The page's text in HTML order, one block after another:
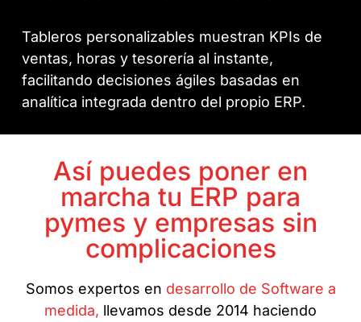
Tableros personalizables muestran KPIs de
ventas, horas y tesorería al instante,
facilitando decisiones ágiles basadas en
analítica integrada dentro del propio ERP.
Así puedes poner en
marcha tu ERP para
pymes y empresas sin
complicaciones
Somos expertos en desarrollo de Software a
medida, llevamos desde 2014 haciendo